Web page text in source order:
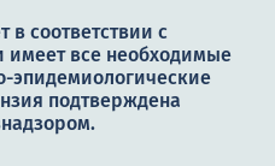
в соответствии с
имеет все необходимые
эпидемиологические
подтверждена